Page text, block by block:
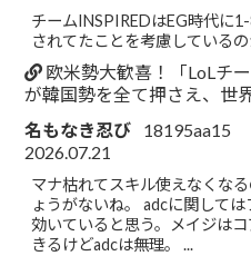
チームINSPIREDはEG時代に
されてたことを考慮している
欧米勢大歓喜！「LoLチ
が韓国勢を全て押さえ、世
名もなき忍び
18195aa15
2026.07.21
マナ枯れてスキル使えなくな
ょうがないね。 adcに関して
効いていると思う。メイジは
きるけどadcは無理。 ...